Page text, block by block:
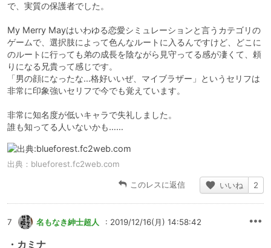
で、実質の保護者でした。
My Merry Mayはいわゆる恋愛シミュレーションと言うカテゴリの
ゲームで、選択肢によって色んなルートに入るんですけど、どこに
のルートに行っても弟の成長を陰ながら見守ってる感が凄くて、頼
りになる兄貴って感じです。
「男の顔になったな…格好いいぜ、マイブラザー」というセリフは
非常に印象強いセリフで今でも覚えています。
非常に知名度が低いキャラで失礼しました。
誰も知ってる人いないかも……
出典： blueforest.fc2web.com
このレスに返信 いいね 2
7 名もなき紳士超人 : 2019/12/16(月) 14:58:42
・カミナ